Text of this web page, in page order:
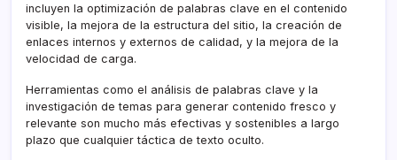
incluyen la optimización de palabras clave en el contenido
visible, la mejora de la estructura del sitio, la creación de
enlaces internos y externos de calidad, y la mejora de la
velocidad de carga.
Herramientas como el análisis de palabras clave y la
investigación de temas para generar contenido fresco y
relevante son mucho más efectivas y sostenibles a largo
plazo que cualquier táctica de texto oculto.